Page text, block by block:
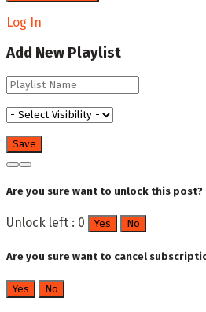
Log In
Add New Playlist
Are you sure want to unlock this post?
Unlock left : 0 Yes No
Are you sure want to cancel
Yes No